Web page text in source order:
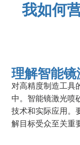
我如何
理解智能
对高精度制造工具
中。智能镜激光喷
技术和实际应用。
解目标受众至关重